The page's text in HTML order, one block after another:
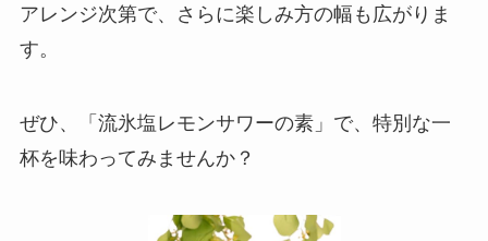
アレンジ次第で、さらに楽しみ方の幅も広がりま
す。
ぜひ、「流氷塩レモンサワーの素」で、特別な一
杯を味わってみませんか？